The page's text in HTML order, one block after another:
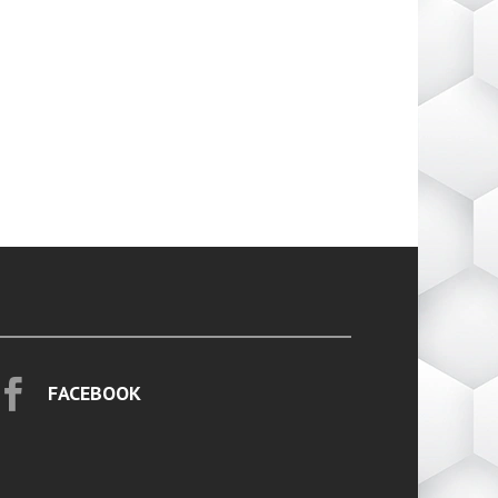
 FACEBOOK